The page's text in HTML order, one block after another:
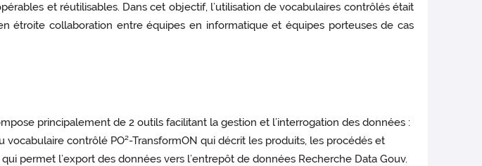
et réutilisables. Dans cet objectif, l’utilisation de vocabulaires contrôlés était
étroite collaboration entre équipes en informatique et équipes porteuses de cas
principalement de 2 outils facilitant la gestion et l’interrogation des données :
vocabulaire contrôlé PO²-TransformON qui décrit les produits, les procédés et
permet l’export des données vers l’entrepôt de données Recherche Data Gouv.